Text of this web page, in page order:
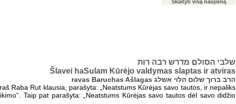
Skaityti visą naujieną
שלבי הסולם מדרש רבה רות
Šlavei haSulam Kūrėjo valdymas slaptas ir atviras
ravas Baruchas Ašlagas הרב ברוך שלום הלוי אשלג
Raba Rut klausia, parašyta: „Neatstums Kūrėjas savo tautos, ir nepaliks
Taip pat parašyta: „Neatstums Kūrėjas savo tautos dėl savo didžio